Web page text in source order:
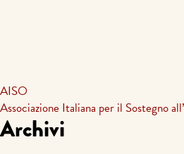
AISO
Associazione Italiana per il Sostegno
Archivi